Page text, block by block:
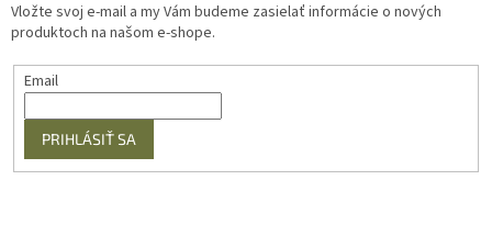
Vložte svoj e-mail a my Vám budeme zasielať informácie o nových
produktoch na našom e-shope.
Email
PRIHLÁSIŤ SA